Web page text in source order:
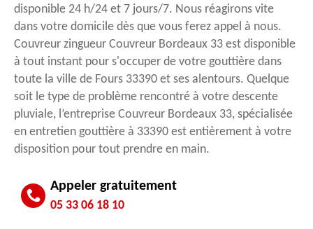
disponible 24 h/24 et 7 jours/7. Nous réagirons vite
dans votre domicile dès que vous ferez appel à nous.
Couvreur zingueur Couvreur Bordeaux 33 est disponible
à tout instant pour s'occuper de votre gouttière dans
toute la ville de Fours 33390 et ses alentours. Quelque
soit le type de problème rencontré à votre descente
pluviale, l’entreprise Couvreur Bordeaux 33, spécialisée
en entretien gouttière à 33390 est entièrement à votre
disposition pour tout prendre en main.
Appeler gratuitement
05 33 06 18 10